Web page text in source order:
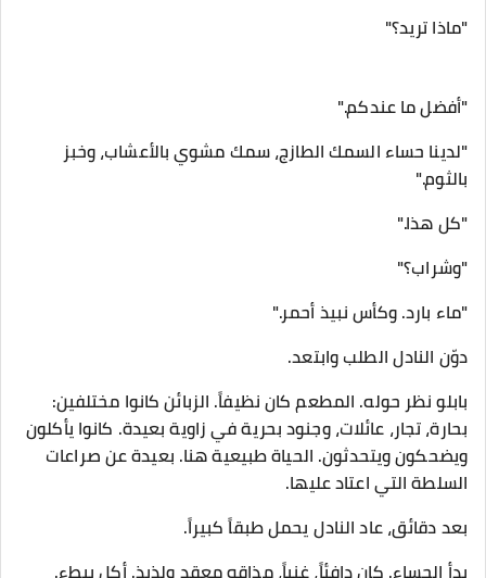
"ماذا تريد؟"
"أفضل ما عندكم."
"لدينا حساء السمك الطازج، سمك مشوي بالأعشاب، وخبز
بالثوم."
"كل هذا."
"وشراب؟"
"ماء بارد. وكأس نبيذ أحمر."
دوّن النادل الطلب وابتعد.
بابلو نظر حوله. المطعم كان نظيفاً. الزبائن كانوا مختلفين:
بحارة، تجار، عائلات، وجنود بحرية في زاوية بعيدة. كانوا يأكلون
ويضحكون ويتحدثون. الحياة طبيعية هنا. بعيدة عن صراعات
السلطة التي اعتاد عليها.
بعد دقائق، عاد النادل يحمل طبقاً كبيراً.
بدأ الحساء. كان دافئاً، غنياً، مذاقه معقد ولذيذ. أكل ببطء.